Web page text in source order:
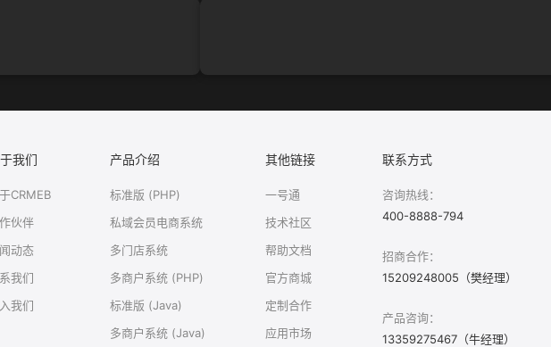
我们
CRMEB
伙伴
动态
我们
我们
产品介绍
标准版 (PHP)
私域会员电商系统
多门店系统
多商户系统 (PHP)
标准版 (Java)
多商户系统 (Java)
其他链接
一号通
技术社区
帮助文档
官方商城
定制合作
应用市场
联系方式
咨询热线：
400-8888-794
招商合作：
15209248005（樊经理）
产品咨询：
13359275467（牛经理）